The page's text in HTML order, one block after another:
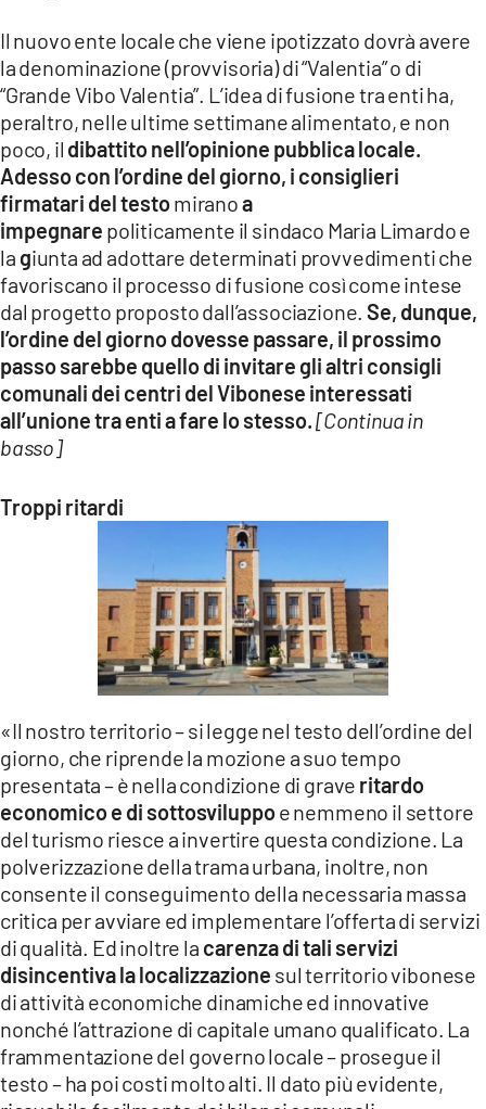
Il nuovo ente locale che viene ipotizzato dovrà avere
la denominazione (provvisoria) di “Valentia” o di
“Grande Vibo Valentia”. L’idea di fusione tra enti ha,
peraltro, nelle ultime settimane alimentato, e non
poco, il dibattito nell’opinione pubblica locale.
Adesso con l’ordine del giorno, i consiglieri
firmatari del testomiranoa
impegnare politicamente il sindaco Maria Limardo e
la giunta ad adottare determinati provvedimenti che
favoriscano il processo di fusione così come intese
dal progetto proposto dall’associazione.Se, dunque,
l’ordine del giorno dovesse passare, il prossimo
passo sarebbe quello di invitare gli altri consigli
comunali dei centri del Vibonese interessati
all’unione tra enti a fare lo stesso.[Continua in
basso]
Troppi ritardi
«Il nostro territorio – si legge nel testo dell’ordine del
giorno, che riprende la mozione a suo tempo
presentata – è nella condizione di grave ritardo
economico e di sottosviluppoe nemmeno il settore
del turismo riesce a invertire questa condizione. La
polverizzazione della trama urbana, inoltre, non
consente il conseguimento della necessaria massa
critica per avviare ed implementare l’offerta di servizi
di qualità. Ed inoltre la carenza di tali servizi
disincentiva la localizzazione sul territorio vibonese
di attività economiche dinamiche ed innovative
nonché l’attrazione di capitale umano qualificato. La
frammentazione del governo locale – prosegue il
testo – ha poi costi molto alti. Il dato più evidente,